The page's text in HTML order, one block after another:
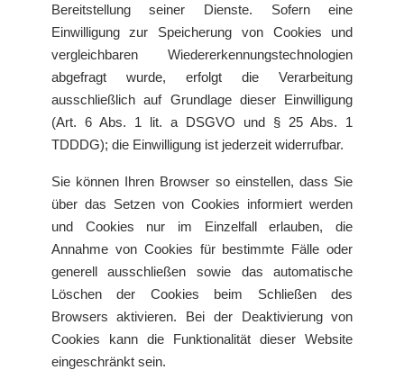
Bereitstellung seiner Dienste. Sofern eine
Einwilligung zur Speicherung von Cookies und
vergleichbaren Wiedererkennungstechnologien
abgefragt wurde, erfolgt die Verarbeitung
ausschließlich auf Grundlage dieser Einwilligung
(Art. 6 Abs. 1 lit. a DSGVO und § 25 Abs. 1
TDDDG); die Einwilligung ist jederzeit widerrufbar.
Sie können Ihren Browser so einstellen, dass Sie
über das Setzen von Cookies informiert werden
und Cookies nur im Einzelfall erlauben, die
Annahme von Cookies für bestimmte Fälle oder
generell ausschließen sowie das automatische
Löschen der Cookies beim Schließen des
Browsers aktivieren. Bei der Deaktivierung von
Cookies kann die Funktionalität dieser Website
eingeschränkt sein.